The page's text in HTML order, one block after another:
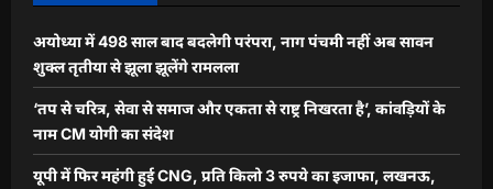
अयोध्या में 498 साल बाद बदलेगी परंपरा, नाग पंचमी नहीं अब सावन
शुक्ल तृतीया से झूला झूलेंगे रामलला
‘तप से चरित्र, सेवा से समाज और एकता से राष्ट्र निखरता है’, कांवड़ियों के
नाम CM योगी का संदेश
यूपी में फिर महंगी हुई CNG, प्रति किलो 3 रुपये का इजाफा, लखनऊ,